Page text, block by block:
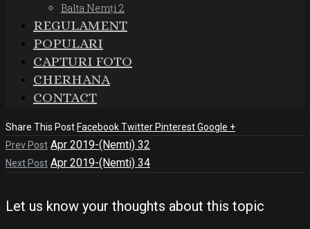
Balta Nemți 2
REGULAMENT
POPULARI
CAPTURI FOTO
CHERHANA
CONTACT
Share This Post FacebookTwitter PinterestGoogle +
Prev Post Apr 2019-(Nemti) 32
Next Post Apr 2019-(Nemti) 34
Let us know your thoughts about this topic